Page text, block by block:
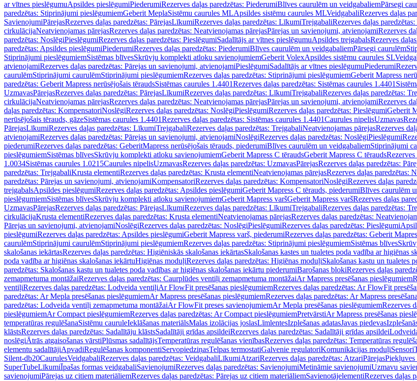
ar vītnes pieslēgumuApsildes pieslēgumiPiederumiRezerves daļas paredzētas: PiederumiBlīves caurulēm un veidgabaliemPārsegi
paredzētas: Stiprinājumi pieslēgumiemGeberit MeplaSistēmu caurules MLApsildes sistēmu caurules MLVeidgabaliRezerves daļas
SavienojumiPārejasRezerves daļas paredzētas: PārejasLīkumiRezerves daļas paredzētas: LīkumiTrejgabaliRezerves daļas
cirkulācijaNeatvienojamas pārejasRezerves daļas paredzētas: Neatvienojamas pārejasPārejas un savienojumi, atvienojamiRezerves
paredzētas: NoslēgiPieslēgumiRezerves daļas paredzētas: PieslēgumiSadalītājs ar vītnes pieslēgumuApsildes trejgabalsRezerves
paredzētas: Apsildes pieslēgumiPiederumiRezerves daļas paredzētas: PiederumiBlīves caurulēm un veidgabaliemPārsegi caurulēm
Stiprinājumi pieslēgumiemSistēmas blīvesSkrūvju komplekti atloku savienojumiemGeberit VolexApsildes sistēmu caurules SL
atvienojamiRezerves daļas paredzētas: Pārejas un savienojumi, atvienojamiPieslēgumiSadalītājs ar vītnes pieslēgumuPiederumi
caurulēmStiprinājumi caurulēmStiprinājumi pieslēgumiemRezerves daļas paredzētas: Stiprinājumi pieslēgumiemGeberit Mapress
paredzētas: Geberit Mapress nerūsējošais tēraudsSistēmas caurules 1.4401Rezerves daļas paredzētas: Sistēmas caurules 1.4401
UzmavasPārejasRezerves daļas paredzētas: PārejasLīkumiRezerves daļas paredzētas: LīkumiTrejgabaliRezerves daļas paredzētas:
cirkulācijaNeatvienojamas pārejasRezerves daļas paredzētas: Neatvienojamas pārejasPārejas un savienojumi, atvienojamiRezerves
daļas paredzētas: KompensatoriNoslēgiRezerves daļas paredzētas: NoslēgiPieslēgumiRezerves daļas paredzētas: PieslēgumiGeberit
nerūsējošais tērauds, gāzeSistēmas caurules 1.4401Rezerves daļas paredzētas: Sistēmas caurules 1.4401Caurules nipelisUzmavas
PārejasLīkumiRezerves daļas paredzētas: LīkumiTrejgabaliRezerves daļas paredzētas: TrejgabaliNeatvienojamas pārejasRezerves
atvienojamiRezerves daļas paredzētas: Pārejas un savienojumi, atvienojamiNoslēgiRezerves daļas paredzētas: NoslēgiPieslēgumi
piederumiRezerves daļas paredzētas: GeberitMapress nerūsējošais tērauds, piederumiBlīves caurulēm un veidgabaliemStiprinājumi
pieslēgumiemSistēmas blīvesSkrūvju komplekti atloku savienojumiemGeberit Mapress C tēraudsGeberit Mapress C tērauds
1.0034Sistēmas caurules 1.0215Caurules nipelisUzmavasRezerves daļas paredzētas: UzmavasPārejasRezerves daļas paredzētas:
paredzētas: TrejgabaliKrusta elementiRezerves daļas paredzētas: Krusta elementiNeatvienojamas pārejasRezerves daļas paredzētas:
paredzētas: Pārejas un savienojumi, atvienojamiKompensatoriRezerves daļas paredzētas: KompensatoriNoslēgiRezerves daļas
trejgabalsApsildes pieslēgumiRezerves daļas paredzētas: Apsildes pieslēgumiGeberit Mapress C tērauds, piederumiBlīves caurulēm
pieslēgumiemSistēmas blīvesSkrūvju komplekti atloku savienojumiemGeberit Mapress varšGeberit Mapress varšRezerves daļas
UzmavasPārejasRezerves daļas paredzētas: PārejasLīkumiRezerves daļas paredzētas: LīkumiTrejgabaliRezerves daļas paredzētas:
cirkulācijaKrusta elementiRezerves daļas paredzētas: Krusta elementiNeatvienojamas pārejasRezerves daļas paredzētas:
Pārejas un savienojumi, atvienojamiNoslēgiRezerves daļas paredzētas: NoslēgiPieslēgumiRezerves daļas paredzētas: Pieslēgumi
pieslēgumiRezerves daļas paredzētas: Apsildes pieslēgumiGeberit Mapress varš, piederumiRezerves daļas paredzētas: Geberit
caurulēmStiprinājumi caurulēmStiprinājumi pieslēgumiemRezerves daļas paredzētas: Stiprinājumi pieslēgumiemSistēmas blīves
skalošanas iekārtasRezerves daļas paredzētas: Higiēniskās skalošanas iekārtasSkalošanas kastes un tualetes poda vadība ar higiēnas
poda vadība ar higiēnas skalošanas iekārtuHigiēnas moduļiRezerves daļas paredzētas: Higiēnas moduļiSkalošanas kastu un tualetes
paredzētas: Skalošanas kastu un tualetes poda vadības ar higiēnas skalošanas iekārtu piederumiBarošanas blokiRezerves daļas
zemapmetuma montāžaiRezerves daļas paredzētas: Caurplūdes ventiļi zemapmetuma montāžaiAr Mapress presēšanas pieslēgumiem
ventiļiRezerves daļas paredzētas: Lodveida ventiļiAr FlowFit presēšanas pieslēgumiemRezerves daļas paredzētas: Ar FlowFit
paredzētas: Ar Mepla presēšanas pieslēgumiemAr Mapress presēšanas pieslēgumiemRezerves daļas paredzētas: Ar Mapress
paredzētas: Lodveida ventiļi zemapmetuma montāžaiAr FlowFit preses savienojumiemAr Mepla presēšanas pieslēgumiemRezerves
pieslēgumiemAr Compact pieslēgumiemRezerves daļas paredzētas: Ar Compact pieslēgumiemPretvārstiAr Mapress presēšanas
temperatūras regulēšanaSistēmu cauruleIeklāšanas materiālsMalas izolācijas joslasLīmlentesIzplešanas adatasJavas piedevas
klāstsRezerves daļas paredzētas: Sadalītāju klāstsSadalītāji grīdas apsildeiRezerves daļas paredzētas: Sadalītāji grīdas apsildei
noslēgiĀtrās atgaisošanas vārstiPlūsmas sadalītājsTemperatūras regulēšanas vienībasRezerves daļas paredzētas: Temperatūras
elementu sadalītājiApvadiRegulēšanas komponentiServopiedziņasTelpas termostatiGalvenie regulatoriKomunikācijas moduļiSensori
Silent-db20CaurulesVeidgabaliRezerves daļas paredzētas: VeidgabaliLīkumiAtzariRezerves daļas paredzētas: AtzariPārejasPiekļuves
SuperTubeLīkumiĪpašas formas veidgabaliSavienojumiRezerves daļas paredzētas: SavienojumiMetināmie savienojumiUzmavu
savienojumiPārejas uz citiem materiāliemRezerves daļas paredzētas: Pārejas uz citiem materiāliemSavienotājelementiRezerves daļas